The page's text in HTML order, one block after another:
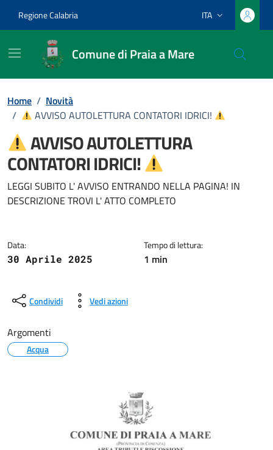
Regione Calabria Lingua attiva:
ITA
Comune di Praia a Mare
Home / Novità
/
AVVISO AUTOLETTURA CONTATORI IDRICI!
AVVISO AUTOLETTURA
CONTATORI IDRICI!
Dettagli della notizia
LEGGI SUBITO L' AVVISO ENTRANDO NELLA PAGINA! IN
DESCRIZIONE TROVI L' ATTO COMPLETO
Data:
30 Aprile 2025
Tempo di lettura:
1 min
Condividi Vedi azioni
Argomenti
Acqua